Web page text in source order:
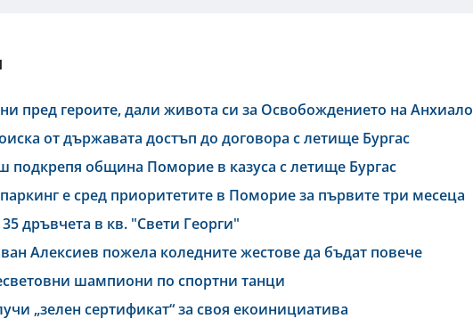
пред героите, дали живота си за Освобождението на Анхиало
от държавата достъп до договора с летище Бургас
подкрепя община Поморие в казуса с летище Бургас
е сред приоритетите в Поморие за първите три месеца
дръвчета в кв. "Свети Георги"
Алексиев пожела коледните жестове да бъдат повече
шампиони по спортни танци
„зелен сертификат“ за своя екоинициатива